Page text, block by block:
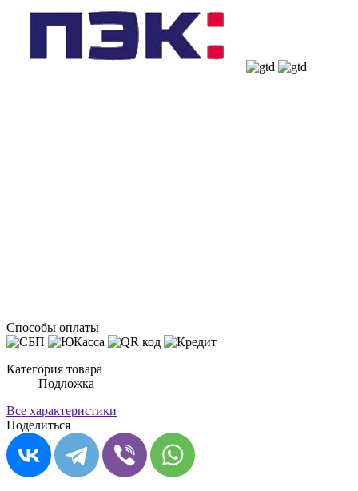
Способы оплаты
Категория товара
Подложка
Все характеристики
Поделиться